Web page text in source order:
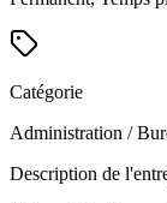
Catégorie
Administration /
Description de